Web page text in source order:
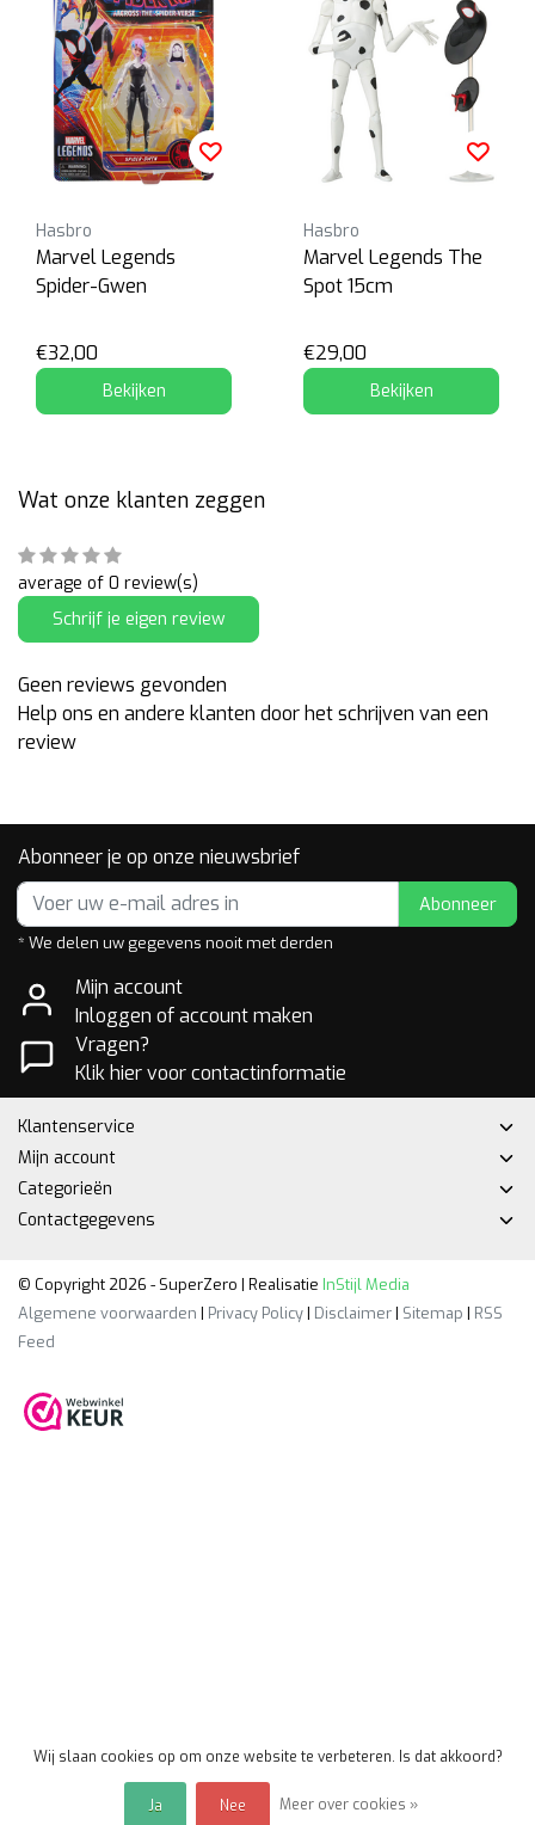
Hasbro
Marvel Legends
Spider-Gwen
€32,00
Bekijken
Hasbro
Marvel Legends The
Spot 15cm
€29,00
Bekijken
Wat onze klanten zeggen
average of 0 review(s)
Schrijf je eigen review
Geen reviews gevonden
Help ons en andere klanten door het schrijven van een
review
Abonneer je op onze nieuwsbrief
Abonneer
* We delen uw gegevens nooit met derden
Mijn account
Inloggen of account maken
Vragen?
Klik hier voor contactinformatie
Klantenservice
Mijn account
Categorieën
Contactgegevens
© Copyright 2026 - SuperZero | Realisatie InStijl Media
Algemene voorwaarden | Privacy Policy| Disclaimer| Sitemap | RSS
Feed
Wij slaan cookies op om onze website te verbeteren. Is dat akkoord?
Ja Nee Meer over cookies »